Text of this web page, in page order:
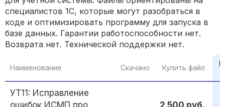
специалистов 1С, которые могут разобраться в
коде и оптимизировать программу для запуска в
базе данных. Гарантии работоспособности нет.
Возврата нет. Технической поддержки нет.
Наименование Скачано Купить файл
УТ11: Исправление